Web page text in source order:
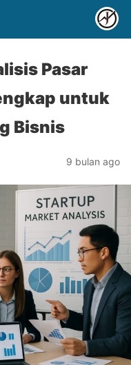
Pasar
untuk
Bisnis
9 bulan ago